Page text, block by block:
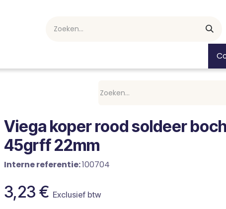
Viega koper rood soldeer
45grff 22mm
Interne referentie:100704
3,23 € Exclusief btw